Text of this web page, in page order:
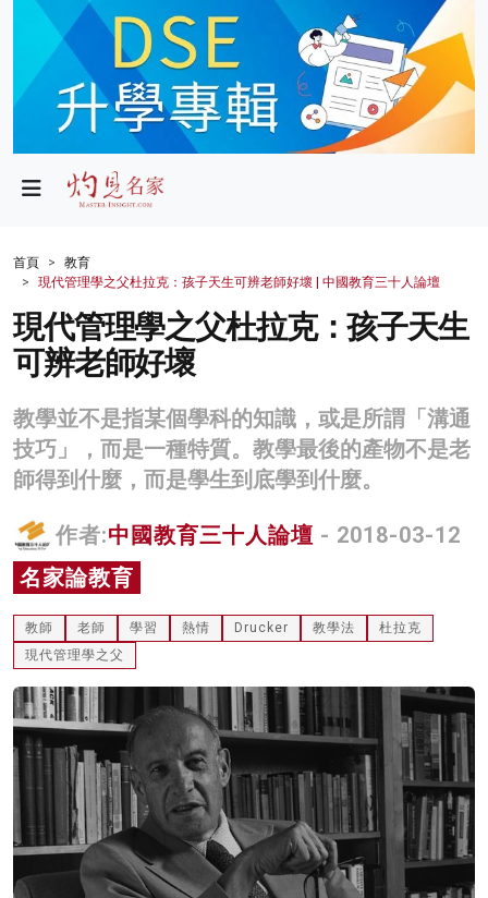
政局
財經
生活
健康
商業
科技
影片
名家榜
灼見活動
首頁
教育
現代管理學之父杜拉克：孩子天生可辨老師好壞 | 中國教育三十人論壇
現代管理學之父杜拉克：孩子天生
可辨老師好壞
教學並不是指某個學科的知識，或是所謂「溝通
技巧」，而是一種特質。教學最後的產物不是老
師得到什麼，而是學生到底學到什麼。
作者:中國教育三十人論壇 - 2018-03-12
名家論教育
教師 老師 學習 熱情 Drucker 教學法
杜拉克
現代管理學之父